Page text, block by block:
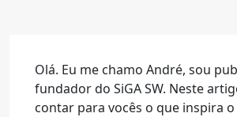
Olá. Eu me chamo André, sou
fundador do SiGA SW. Neste
contar para vocês o que inspira o